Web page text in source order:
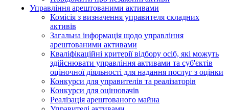
Управління арештованими активами
Комісія з визначення управителя складних
активів
Загальна інформація щодо управління
арештованими активами
Кваліфікаційні критерії відбору осіб, які можуть
здiйснювати управління активами та суб'єктів
оціночної діяльності для надання послуг з оцінки
Конкурси для управителів та реалізаторів
Конкурси для оцінювачів
Реалізація арештованого майна